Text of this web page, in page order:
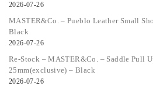
2026-07-26
MASTER&Co. – Pueblo Leather Small
Black
2026-07-26
Re-Stock – MASTER&Co. – Saddle Pull
25mm(exclusive) – Black
2026-07-26